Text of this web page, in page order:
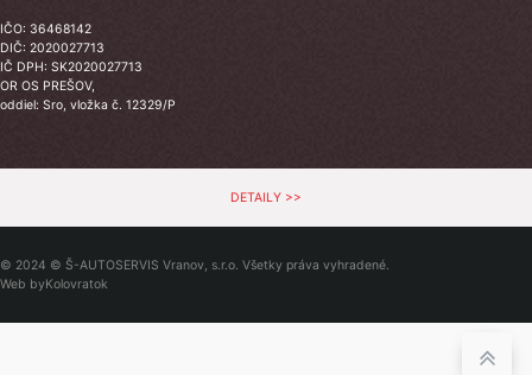
IČO: 36468142
DIČ: 2020027713
IČ DPH: SK2020027713
OR OS PREŠOV,
oddiel: Sro, vložka č. 12329/P
DETAILY >>
© 2024 © Š-AUTOSERVIS Vranov, s.r.o. Všetky práva vyhradené.
Web byKolovratok